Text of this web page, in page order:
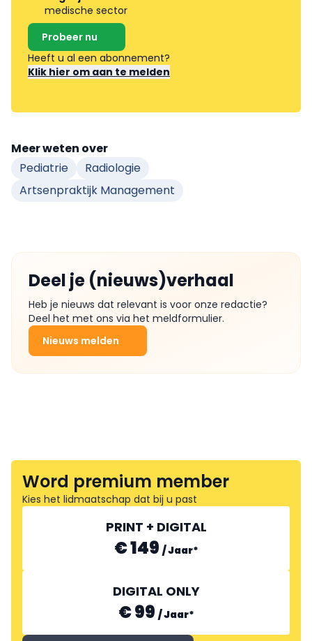
medische sector
Probeer nu
Heeft u al een abonnement?
Klik hier om aan te melden
Meer weten over
Pediatrie
Radiologie
Artsenpraktijk Management
Deel je (nieuws)verhaal
Heb je nieuws dat relevant is voor onze redactie?
Deel het met ons via het meldformulier.
Nieuws melden
Word premium member
Kies het lidmaatschap dat bij u past
PRINT + DIGITAL
€ 149 /Jaar*
DIGITAL ONLY
€ 99 /Jaar*